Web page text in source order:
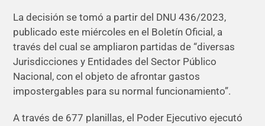
La decisión se tomó a partir del DNU 436/2023,
publicado este miércoles en el Boletín Oficial, a
través del cual se ampliaron partidas de “diversas
Jurisdicciones y Entidades del Sector Público
Nacional, con el objeto de afrontar gastos
impostergables para su normal funcionamiento”.
A través de 677 planillas, el Poder Ejecutivo ejecutó